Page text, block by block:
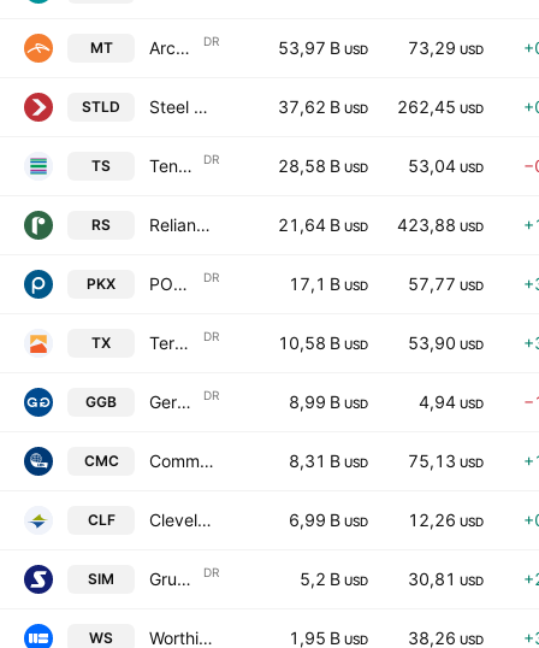
MT ArcelorMittal SA ADR DR 53,97 B USD 73,29 USD
STLD Steel Dynamics, Inc. 37,62 B USD 262,45 USD
TS Tenaris S.A. Sponsored ADR DR 28,58 B USD 53,04 USD
RS Reliance, Inc. 21,64 B USD 423,88 USD
PKX POSCO Holdings Inc. Sponsored ADR DR 17,1 B USD 57,77 USD
TX Ternium S.A. Sponsored ADR DR 10,58 B USD 53,90 USD
GGB Gerdau S.A. Pfd Sponsored ADR Repr 1 Pfd Sh DR 8,99 B USD 4,94 USD
CMC Commercial Metals Company 8,31 B USD 75,13 USD
CLF Cleveland-Cliffs Inc 6,99 B USD 12,26 USD
SIM Grupo Simec SAB de CV Sponsored ADR Class B DR 5,2 B USD 30,81 USD
WS Worthington Steel, Inc. 1,95 B USD 38,26 USD